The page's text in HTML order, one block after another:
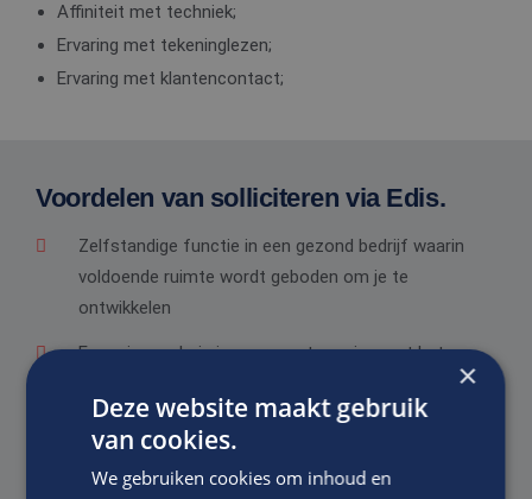
Affiniteit met techniek;
Ervaring met tekeninglezen;
Ervaring met klantencontact;
Voordelen van solliciteren via Edis.
Zelfstandige functie in een gezond bedrijf waarin
voldoende ruimte wordt geboden om je te
ontwikkelen
Een prima salaris in overeenstemming met het
Goede secundaire arbeidsvoorwaarden.
×
Deze website maakt gebruik
van cookies.
We gebruiken cookies om inhoud en